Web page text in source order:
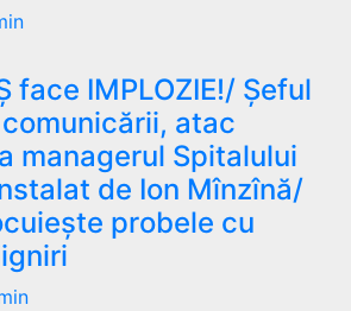
face IMPLOZIE!/ Șeful
atac
managerul Spitalului
de Ion Mînzînă/
probele cu